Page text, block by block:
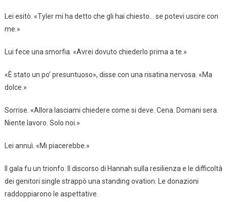
Lei esitò. «Tyler mi ha detto che gli hai chiesto… se potevi uscire con
me.»
Lui fece una smorfia. «Avrei dovuto chiederlo prima a te.»
«È stato un po’ presuntuoso», disse con una risatina nervosa. «Ma
dolce.»
Sorrise. «Allora lasciami chiedere come si deve. Cena. Domani sera.
Niente lavoro. Solo noi.»
Lei annuì. «Mi piacerebbe.»
Il gala fu un trionfo. Il discorso di Hannah sulla resilienza e le difficoltà
dei genitori single strappò una standing ovation. Le donazioni
raddoppiarono le aspettative.